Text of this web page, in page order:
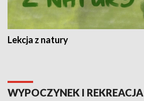
Lekcja z natury
WYPOCZYNEK I REKREACJA